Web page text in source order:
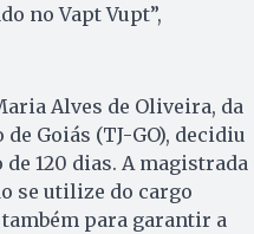
no Vapt Vupt”,
Alves de Oliveira, da
Goiás (TJ-GO), decidiu
120 dias. A magistrada
se utilize do cargo
para garantir a